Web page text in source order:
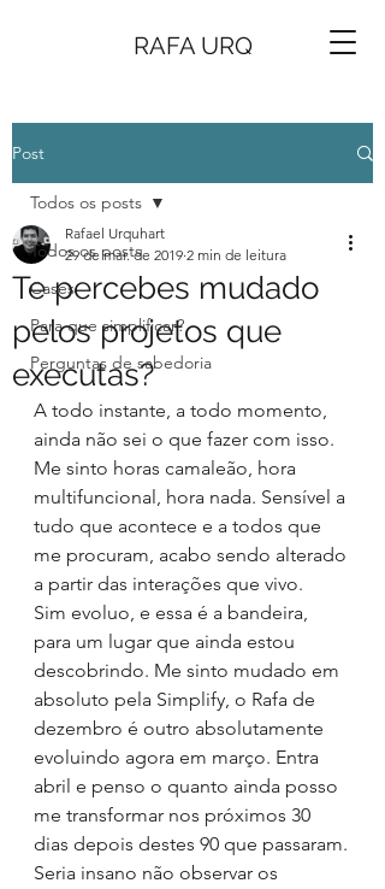
RAFA URQ
Post
Todos os posts
Cases
Para que simplificar?
Perguntas de sabedoria
Todos os posts
Te percebes mudado
pelos projetos que
executas?
Rafael Urquhart
29 de mar. de 2019 2 min de leitura
A todo instante, a todo momento,
ainda não sei o que fazer com isso.
Me sinto horas camaleão, hora
multifuncional, hora nada. Sensível a
tudo que acontece e a todos que
me procuram, acabo sendo alterado
a partir das interações que vivo.
Sim evoluo, e essa é a bandeira,
para um lugar que ainda estou
descobrindo. Me sinto mudado em
absoluto pela Simplify, o Rafa de
dezembro é outro absolutamente
evoluindo agora em março. Entra
abril e penso o quanto ainda posso
me transformar nos próximos 30
dias depois destes 90 que passaram.
Seria insano não observar os